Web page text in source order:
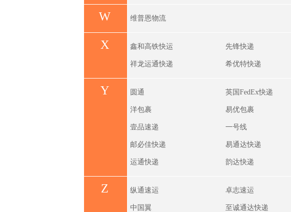
W 维普恩物流
X 鑫和高铁快运 先锋快递
祥龙运通快递 希优特快递
Y 圆通 英国FedEx快递
洋包裹 易优包裹
壹品速递 一号线
邮必佳快递 易通达快递
运通快递 韵达快递
Z 纵通速运 卓志速运
中国翼 至诚通达快递